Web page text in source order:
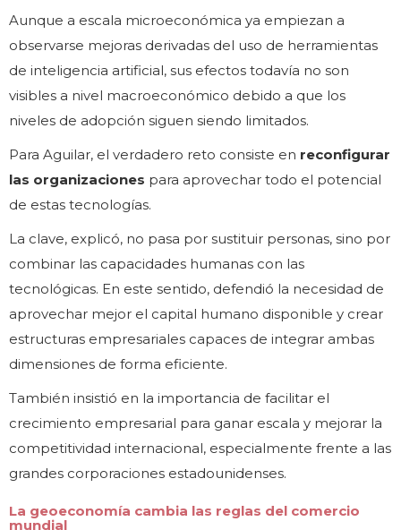
Aunque a escala microeconómica ya empiezan a
observarse mejoras derivadas del uso de herramientas
de inteligencia artificial, sus efectos todavía no son
visibles a nivel macroeconómico debido a que los
niveles de adopción siguen siendo limitados.
Para Aguilar, el verdadero reto consiste en reconfigurar
las organizaciones para aprovechar todo el potencial
de estas tecnologías.
La clave, explicó, no pasa por sustituir personas, sino por
combinar las capacidades humanas con las
tecnológicas. En este sentido, defendió la necesidad de
aprovechar mejor el capital humano disponible y crear
estructuras empresariales capaces de integrar ambas
dimensiones de forma eficiente.
También insistió en la importancia de facilitar el
crecimiento empresarial para ganar escala y mejorar la
competitividad internacional, especialmente frente a las
grandes corporaciones estadounidenses.
La geoeconomía cambia las reglas del comercio
mundial